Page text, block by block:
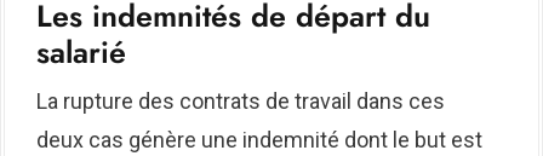
Les indemnités de départ du
salarié
La rupture des contrats de travail dans ces
deux cas génère une indemnité dont le but est